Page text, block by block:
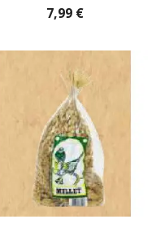
7,99 €